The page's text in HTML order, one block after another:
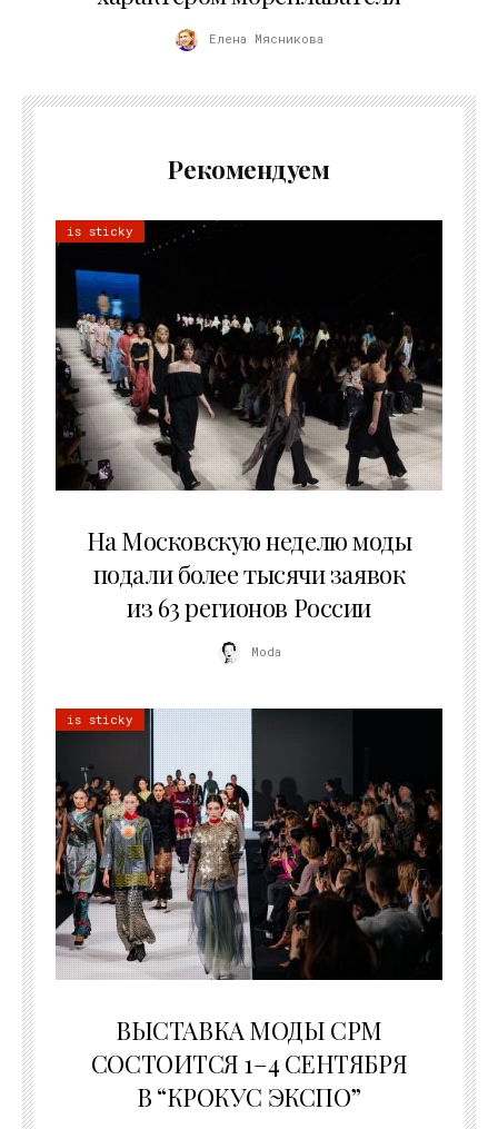
Елена Мясникова
Рекомендуем
is sticky
На Московскую неделю моды
подали более тысячи заявок
из 63 регионов России
Moda
is sticky
ВЫСТАВКА МОДЫ CPM
СОСТОИТСЯ 1–4 СЕНТЯБРЯ
В “КРОКУС ЭКСПО”